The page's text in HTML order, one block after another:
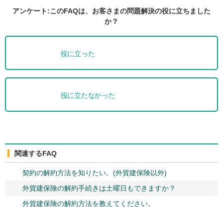
アンケート:このFAQは、お客さまの問題解決の役に立ちました
か？
役に立った
役に立たなかった
関連するFAQ
契約の解約方法を知りたい。(外貨建保険以外)
外貨建保険の解約手続きは土曜日もできますか？
外貨建保険の解約方法を教えてください。